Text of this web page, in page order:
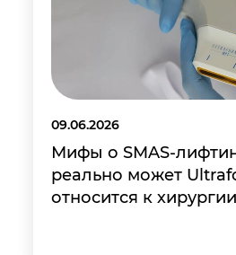
09.06.2026
Мифы о SMAS-
реально может
относится к хирургии